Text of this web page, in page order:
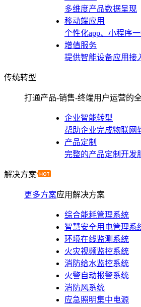
多维度产品数据呈现
移动端应用
个性化app、小程序
增值服务
提供智能设备应用接
传统转型
打通产品-销售-终端用户运营的
企业智能转型
帮助企业完成物联网
产品定制
完整的产品定制开发
解决方案
更多方案应用解决方案
综合能耗管理系统
智慧安全用电管理系
环境在线监测系统
火灾视频监控系统
消防给水监控系统
火警自动报警系统
消防风系统
应急照明集中电源